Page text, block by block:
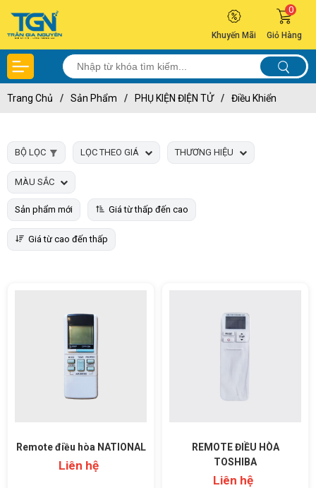
Khuyến Mãi Giỏ Hàng
0
Trang Chủ / Sản Phẩm / PHỤ KIỆN ĐIỆN TỬ / Điều Khiển
BỘ LỌC LỌC THEO GIÁ THƯƠNG HIỆU
MÀU SẮC
Sản phẩm mới Giá từ thấp đến cao
Giá từ cao đến thấp
Remote điều hòa NATIONAL
Liên hệ
REMOTE ĐIỀU HÒA
TOSHIBA
Liên hệ